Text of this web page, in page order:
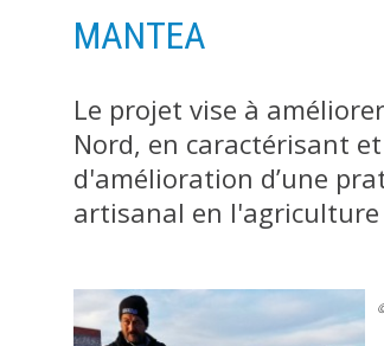
MANTEA
Le projet vise à
Nord, en caractérisant
d'amélioration d’une
artisanal en